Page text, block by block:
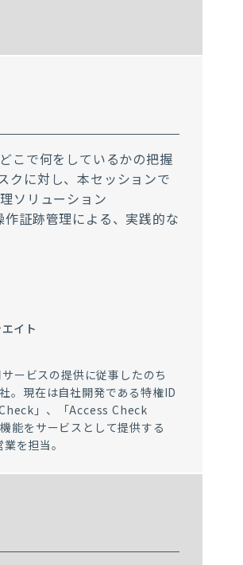
こで何をしているかの把握
クに対し、本セッションで
ソリューション
証跡管理による、実践的な
イト
ービスの提供に従事したのち
。現在は自社開発である特権ID
」、「Access Check
能をサービスとして提供する
を担当。